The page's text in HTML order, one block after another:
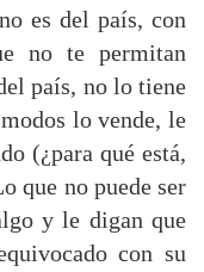
es del país, con
no te permitan
país, no lo tiene
lo vende, le
(¿para qué está,
que no puede ser
y le digan que
con su